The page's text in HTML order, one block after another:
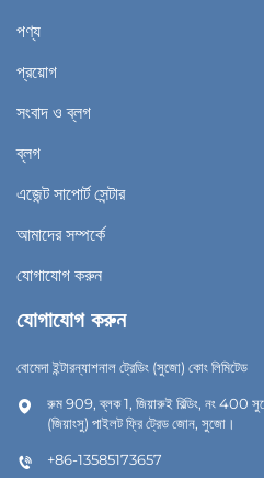
পণ্য
প্রয়োগ
সংবাদ ও ব্লগ
ব্লগ
এজেন্ট সাপোর্ট সেন্টার
আমাদের সম্পর্কে
যোগাযোগ করুন
যোগাযোগ করুন
বোমেদা ইন্টারন্যাশনাল ট্রেডিং (সুজো) কোং লিমিটেড
রুম 909, ব্লক 1, জিয়ারুই বিল্ডিং, নং 400
(জিয়াংসু) পাইলট ফ্রি ট্রেড জোন, সুজো।
+86-13585173657